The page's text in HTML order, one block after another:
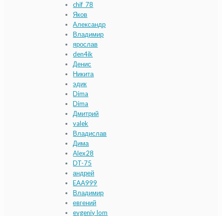
chif_78
Яков
Александр
Владимир
ярослав
den4ik
Денис
Никита
эдик
Dima
Dima
Дмитрий
valek
Владислав
Дима
Alex28
DT-75
андрей
EAA999
Владимир
евгений
evgeniy lom